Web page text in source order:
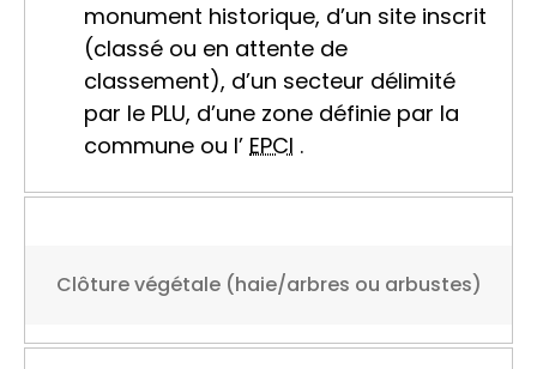
monument historique, d’un site inscrit
(classé ou en attente de
classement), d’un secteur délimité
par le PLU, d’une zone définie par la
commune ou l’ EPCI .
Clôture végétale (haie/arbres ou arbustes)